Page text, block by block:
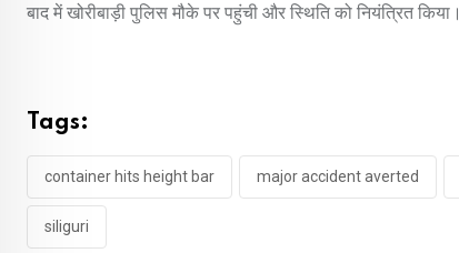
बाद में खोरीबाड़ी पुलिस मौके पर पहुंची और स्थिति को नियंत्रित
Tags:
container hits height bar major accident averted
siliguri